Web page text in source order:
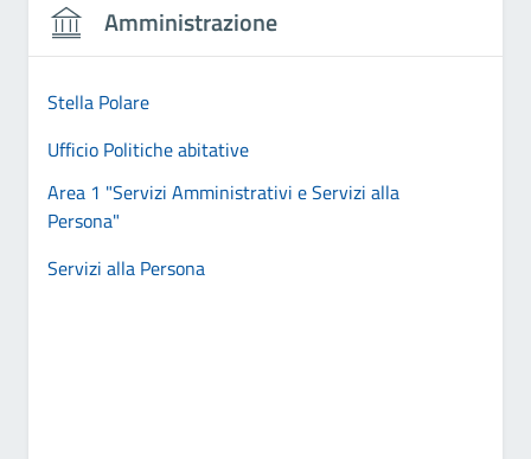
Amministrazione
Stella Polare
Ufficio Politiche abitative
Area 1 "Servizi Amministrativi e Servizi alla
Persona"
Servizi alla Persona